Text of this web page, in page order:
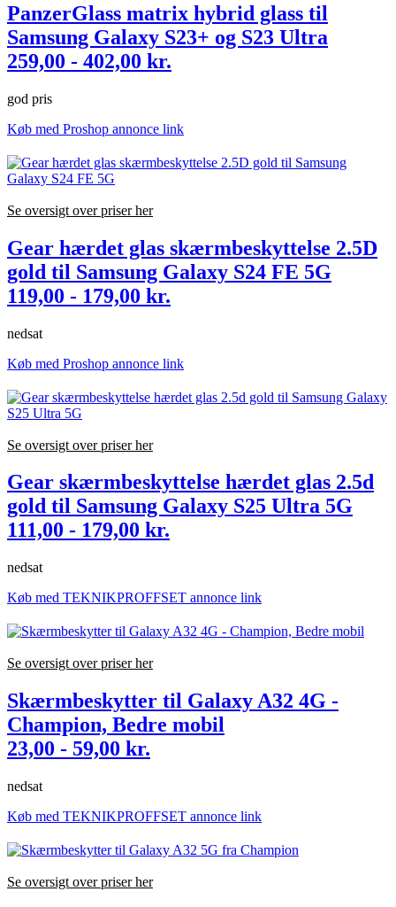
PanzerGlass matrix hybrid glass til
Samsung Galaxy S23+ og S23 Ultra
259,00 - 402,00 kr.
god pris
Køb med Proshop annonce link
Se oversigt over priser her
Gear hærdet glas skærmbeskyttelse 2.5D
gold til Samsung Galaxy S24 FE 5G
119,00 - 179,00 kr.
nedsat
Køb med Proshop annonce link
Se oversigt over priser her
Gear skærmbeskyttelse hærdet glas 2.5d
gold til Samsung Galaxy S25 Ultra 5G
111,00 - 179,00 kr.
nedsat
Køb med TEKNIKPROFFSET annonce link
Se oversigt over priser her
Skærmbeskytter til Galaxy A32 4G -
Champion, Bedre mobil
23,00 - 59,00 kr.
nedsat
Køb med TEKNIKPROFFSET annonce link
Se oversigt over priser her